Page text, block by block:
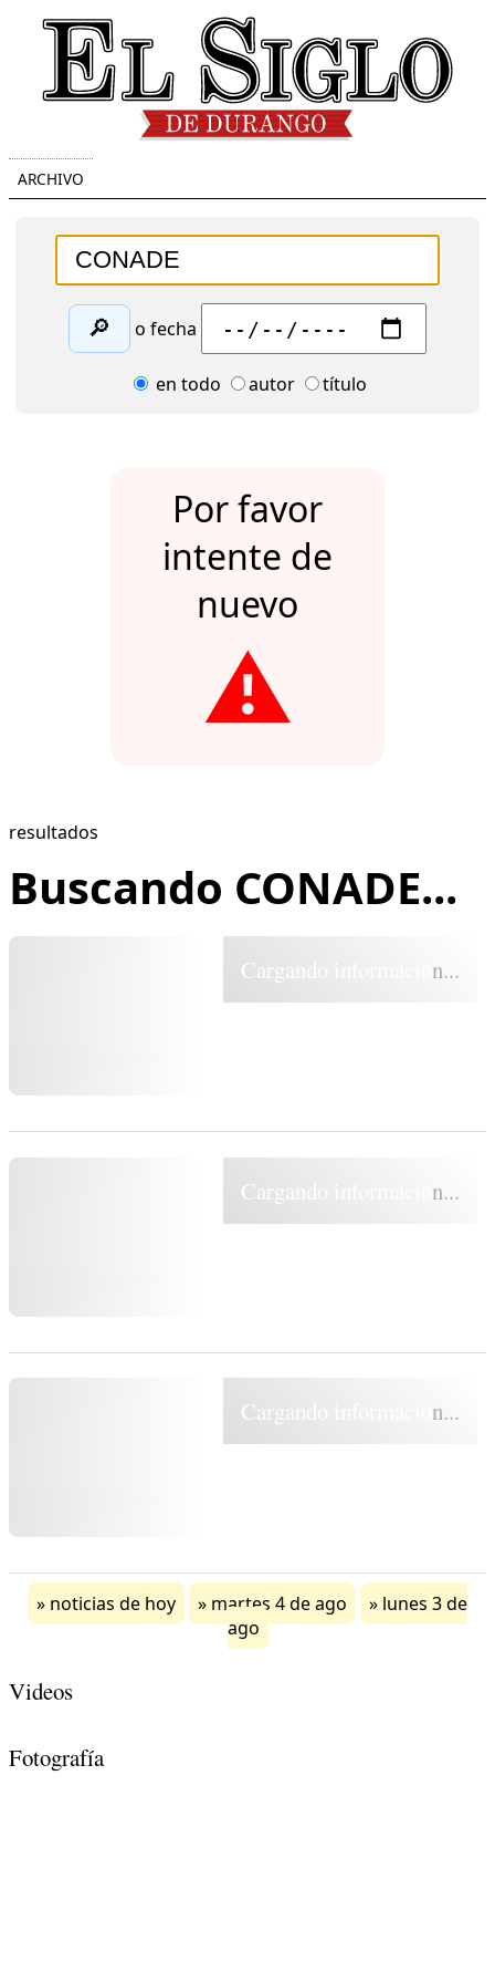
ARCHIVO
🔎 o fecha
en todo autor título
Por favor
intente de
nuevo
⚠️
resultados
Buscando CONADE...
Cargando información...
Cargando información...
Cargando información...
noticias de hoy martes 4 de ago
lunes 3 de
ago
Videos
Fotografía